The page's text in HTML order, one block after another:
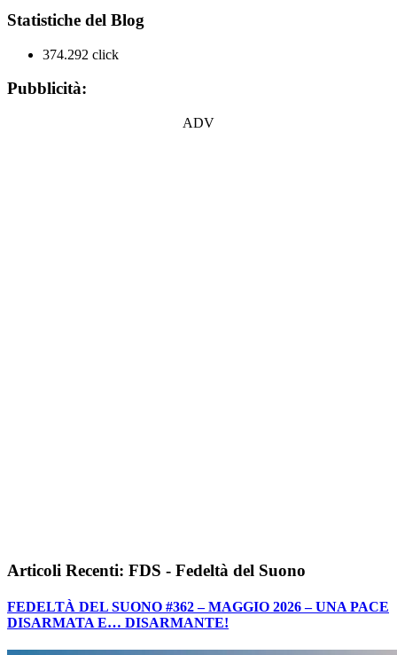
Statistiche del Blog
374.292 click
Pubblicità:
ADV
Articoli Recenti: FDS - Fedeltà del Suono
FEDELTÀ DEL SUONO #362 – MAGGIO 2026 – UNA PACE
DISARMATA E… DISARMANTE!